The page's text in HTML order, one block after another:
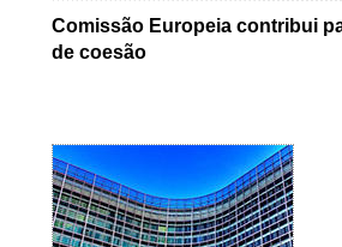
Comissão Europeia contribui
de coesão